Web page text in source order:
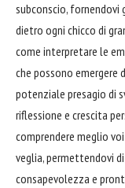
subconscio, fornendovi
dietro ogni chicco di
come interpretare le
che possono emergere
potenziale presagio di
riflessione e crescita
comprendere meglio
veglia, permettendovi
consapevolezza e